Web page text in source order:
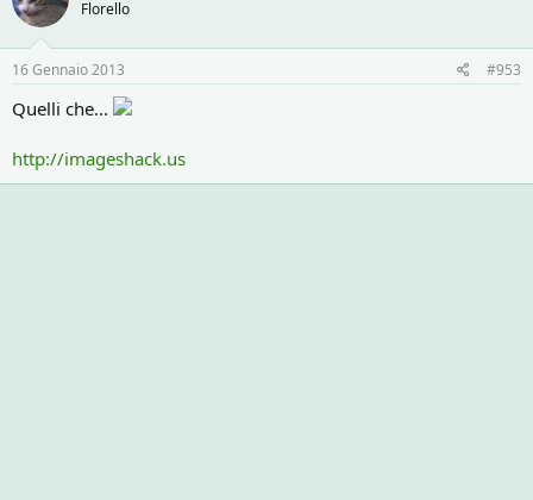
Florello
16 Gennaio 2013 #953
Quelli che...
http://imageshack.us